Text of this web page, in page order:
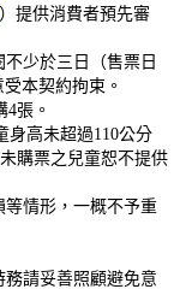
）提供消費者預先審
少於三日（售票日
本契約拘束。
張。
身高未超過110公分
購票之兒童恕不提供
等情形，一概不予重
請妥善照顧避免意